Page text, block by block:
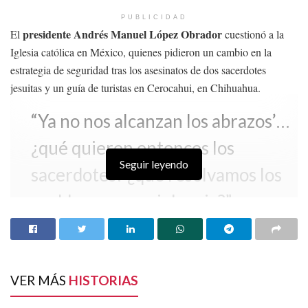
PUBLICIDAD
El presidente Andrés Manuel López Obradorcuestionó a la
Iglesia católica en México, quienes pidieron un cambio en la
estrategia de seguridad tras los asesinatos de dos sacerdotes
jesuitas y un guía de turistas en Cerocahui, en Chihuahua.
“Ya no nos alcanzan los abrazos’…
¿qué quieren entonces los
sacerdotes? ¿qué resolvamos los
problemas con violencia?”,
respondió al planteamiento de los
Este domingo, laIglesia católica en México
Seguir leyendo
VER MÁS HISTORIAS